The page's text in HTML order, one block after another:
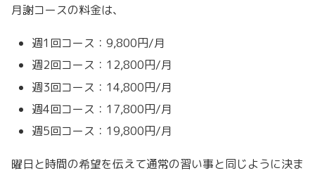
月謝コースの料金は、
週1回コース：9,800円/月
週2回コース：12,800円/月
週3回コース：14,800円/月
週4回コース：17,800円/月
週5回コース：19,800円/月
曜日と時間の希望を伝えて通常の習い事と同じように決ま